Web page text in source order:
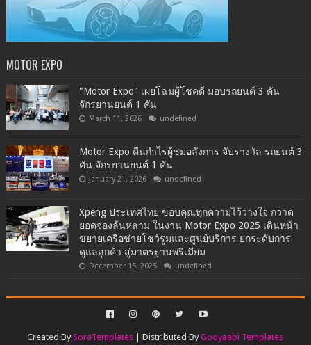
MOTOR EXPO
"Motor Expo" เผยโฉมผู้โชคดี มอบรถยนต์ 3 คัน
จักรยานยนต์ 1 คัน
March 11, 2026 undefined
Motor Expo คืนกำไรผู้ชมอลังการ จับรางวัล รถยนต์ 3
คัน จักรยานยนต์ 1 คัน
January 21, 2026 undefined
Xpeng ประเทศไทย ขอบคุณทุกความไว้วางใจ กวาด
ยอดจองล้นหลาม ในงาน Motor Expo 2025 เดินหน้า
ขยายเครือข่ายโชว์รูมและศูนย์บริการ ยกระดับการ
ดูแลลูกค้า สู่มาตรฐานพรีเมียม
December 15, 2025 undefined
Created BySoraTemplates | Distributed ByGooyaabi Templates